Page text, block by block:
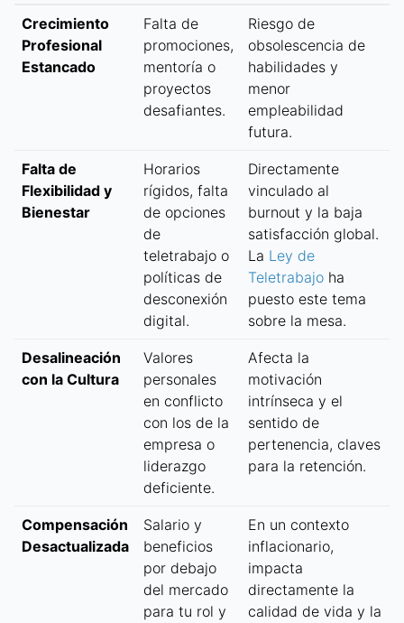
Crecimiento
Profesional
Estancado
Falta de
promociones,
mentoría o
proyectos
desafiantes.
Riesgo de
obsolescencia de
habilidades y
menor
empleabilidad
futura.
Falta de
Flexibilidad y
Bienestar
Horarios
rígidos, falta
de opciones
de
teletrabajo o
políticas de
desconexión
digital.
Directamente
vinculado al
burnout y la baja
satisfacción global.
La Ley de
Teletrabajo ha
puesto este tema
sobre la mesa.
Desalineación
con la Cultura
Valores
personales
en conflicto
con los de la
empresa o
liderazgo
deficiente.
Afecta la
motivación
intrínseca y el
sentido de
pertenencia, claves
para la retención.
Compensación
Desactualizada
Salario y
beneficios
por debajo
del mercado
para tu rol y
En un contexto
inflacionario,
impacta
directamente la
calidad de vida y la